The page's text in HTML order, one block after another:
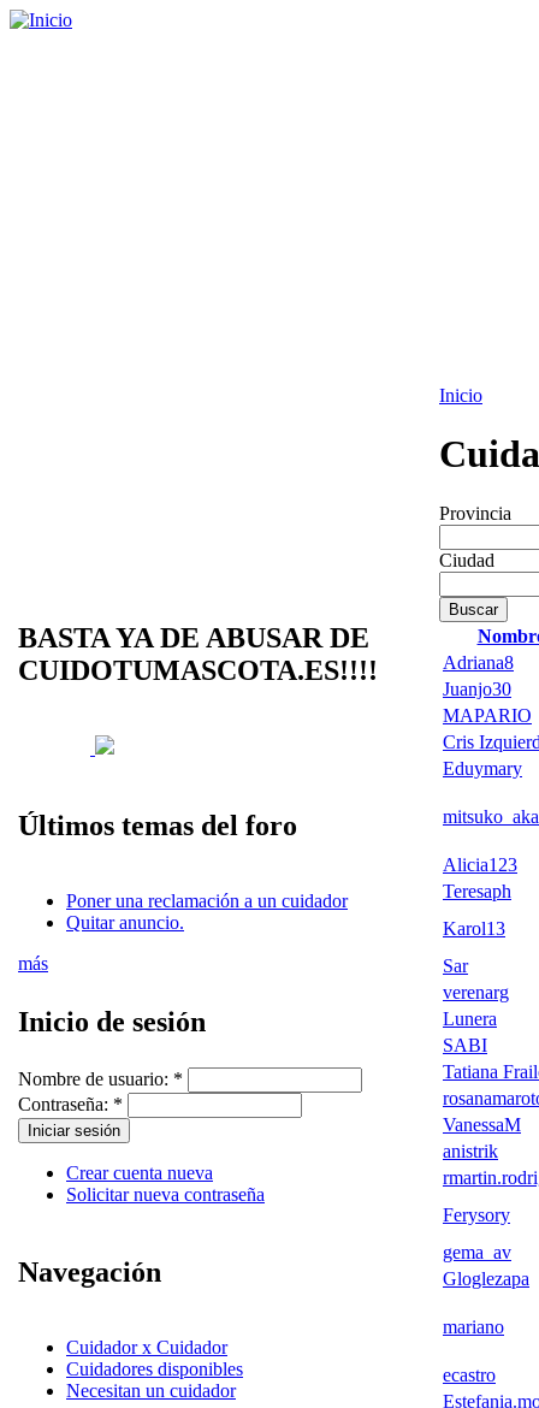
BASTA YA DE ABUSAR DE
CUIDOTUMASCOTA.ES!!!!
Últimos temas del foro
Poner una reclamación a un cuidador
Quitar anuncio.
más
Inicio de sesión
Nombre de usuario: *
Contraseña: *
Crear cuenta nueva
Solicitar nueva contraseña
Navegación
Cuidador x Cuidador
Cuidadores disponibles
Necesitan un cuidador
Inicio
Provincia
Ciudad
Adriana8
Juanjo30
MAPARIO
Cris
Eduymary
Alicia123
Teresaph
Karol13
Sar
verenarg
Lunera
SABI
Tatiana
VanessaM
anistrik
Ferysory
gema_av
Gloglezapa
mariano
ecastro